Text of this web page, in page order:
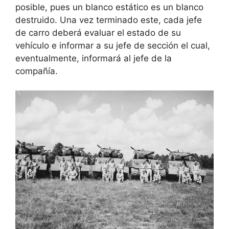
posible, pues un blanco estático es un blanco
destruido. Una vez terminado este, cada jefe
de carro deberá evaluar el estado de su
vehículo e informar a su jefe de sección el cual,
eventualmente, informará al jefe de la
compañía.